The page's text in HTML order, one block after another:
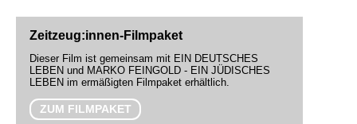
Zeitzeug:innen-Filmpaket
Dieser Film ist gemeinsam mit EIN DEUTSCHES
LEBEN und MARKO FEINGOLD - EIN JÜDISCHES
LEBEN im ermäßigten Filmpaket erhältlich.
ZUM FILMPAKET